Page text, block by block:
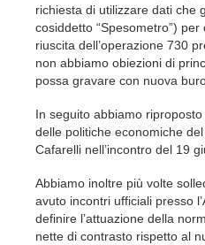
richiesta di utilizzare dati che
cosiddetto “Spesometro”)
riuscita dell’operazione 730
non abbiamo obiezioni di
possa gravare con nuova
In seguito abbiamo
delle politiche economiche
Cafarelli nell’incontro del 19
Abbiamo inoltre più volte
avuto incontri ufficiali presso
definire l’attuazione della
nette di contrasto rispetto al